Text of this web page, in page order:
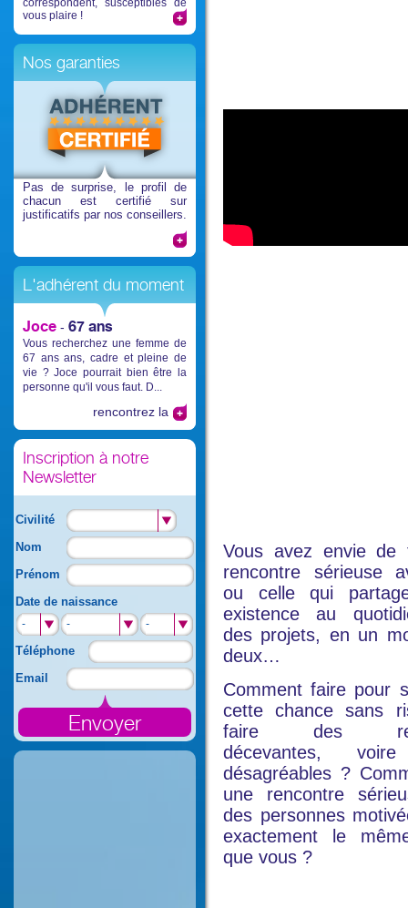
correspondent, susceptibles de
vous plaire !
Nos garanties
Pas de surprise, le profil de
chacun est certifié sur
justificatifs par nos conseillers.
L'adhérent du moment
Joce - 67 ans
Vous recherchez une femme de
67 ans ans, cadre et pleine de
vie ? Joce pourrait bien être la
personne qu'il vous faut. D...
rencontrez la
Inscription à notre
Newsletter
Civilité
Nom
Prénom
Date de naissance
- - -
Téléphone
Email
Vous avez envie de
rencontre sérieuse
ou celle qui
existence au
des projets, en un
deux…
Comment faire pour
cette chance sans
faire des
décevantes,
désagréables ?
une rencontre
des personnes
exactement le
que vous ?